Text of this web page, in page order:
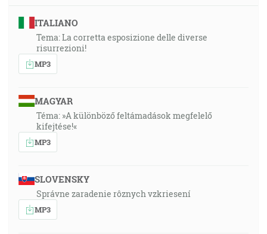
ITALIANO
Tema: La corretta esposizione delle diverse
risurrezioni!
MP3
MAGYAR
Téma: »A különböző feltámadások megfelelő
kifejtése!«
MP3
SLOVENSKY
Správne zaradenie rôznych vzkriesení
MP3